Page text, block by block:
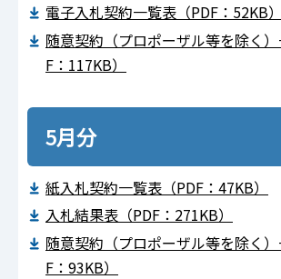
電子入札契約一覧表（PDF：52KB）
随意契約（プロポーザル等を除く
F：117KB）
5月分
紙入札契約一覧表（PDF：47KB）
入札結果表（PDF：271KB）
随意契約（プロポーザル等を除く
F：93KB）